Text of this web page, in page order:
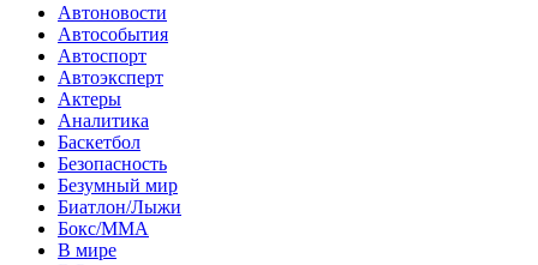
Автоновости
Автособытия
Автоспорт
Автоэксперт
Актеры
Аналитика
Баскетбол
Безопасность
Безумный мир
Биатлон/Лыжи
Бокс/MMA
В мире